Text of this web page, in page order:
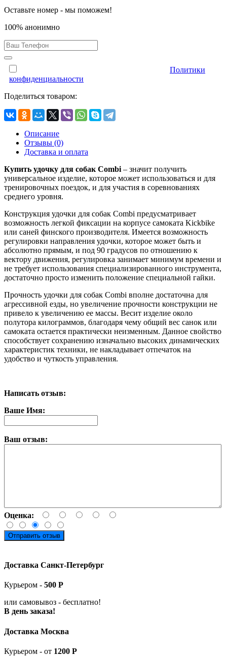
Оставьте номер - мы поможем!
100% анонимно
Политики
конфиденциальности
Поделиться товаром:
Описание
Отзывы (0)
Доставка и оплата
Купить удочку для собак Combi – значит получить
универсальное изделие, которое может использоваться и для
тренировочных поездок, и для участия в соревнованиях
среднего уровня.
Конструкция удочки для собак Combi предусматривает
возможность легкой фиксации на корпусе самоката Kickbike
или саней финского производителя. Имеется возможность
регулировки направления удочки, которое может быть и
абсолютно прямым, и под 90 градусов по отношению к
вектору движения, регулировка занимает минимум времени и
не требует использования специализированного инструмента,
достаточно просто изменить положение специальной гайки.
Прочность удочки для собак Combi вполне достаточна для
агрессивной езды, но увеличение прочности конструкции не
привело к увеличению ее массы. Весит изделие около
полутора килограммов, благодаря чему общий вес санок или
самоката остается практически неизменным. Данное свойство
способствует сохранению изначально высоких динамических
характеристик техники, не накладывает отпечаток на
удобство и чуткость управления.
Написать отзыв:
Ваше Имя:
Ваш отзыв:
Оценка:
Отправить отзыв
Доставка Санкт-Петербург
Курьером - 500 Р
или самовывоз - бесплатно!
В день заказа!
Доставка Москва
Курьером - от 1200 Р